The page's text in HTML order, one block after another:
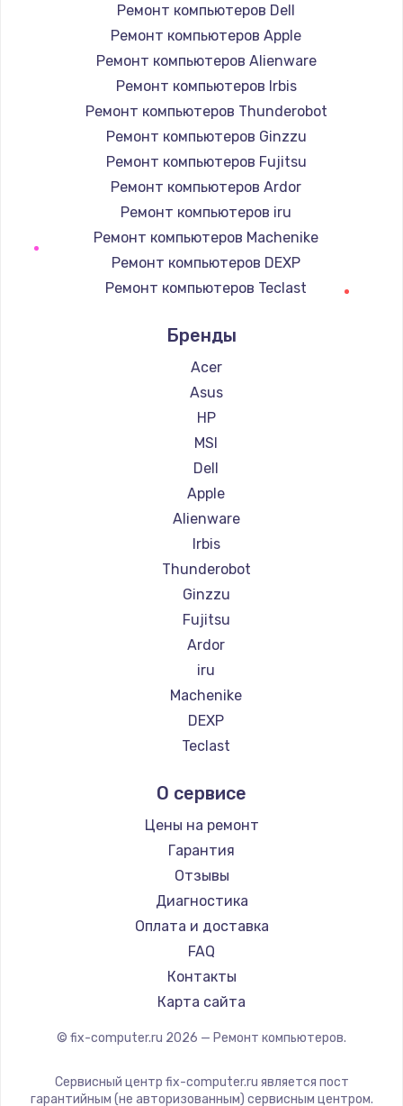
750 руб.
Заказать
Замена лотка SIM
790 руб.
Заказать
Замена северного моста
2300 руб.
Заказать
Восстановление данных
Заказать
Замена SSD
895 руб.
Заказать
Замена клавиатуры
1290 руб.
Заказать
Замена корпуса
890 руб.
Заказать
Замена тачпада
990 руб.
Заказать
Замена динамика
Заказать
Заказать
1130 руб.
Заказать
Замена USB порта
Ремонт компьютеров Dell
Ремонт компьютеров Apple
Ремонт компьютеров Alienware
Ремонт компьютеров Irbis
Ремонт компьютеров Thunderobot
Ремонт компьютеров Ginzzu
Ремонт компьютеров Fujitsu
Ремонт компьютеров Ardor
Ремонт компьютеров iru
Ремонт компьютеров Machenike
Ремонт компьютеров DEXP
Ремонт компьютеров Teclast
Ремонт компьютеров Beelink
Ремонт компьютеров CHUWI
Бренды
Acer
Asus
HP
MSI
Dell
Apple
Alienware
Irbis
Thunderobot
Ginzzu
Fujitsu
Ardor
iru
Machenike
DEXP
Teclast
Beelink
CHUWI
О сервисе
Цены на ремонт
Гарантия
Отзывы
Диагностика
Оплата и доставка
FAQ
Контакты
Карта сайта
© fix-computer.ru 2026 — Ремонт компьютеров.
Сервисный центр fix-computer.ru является пост
гарантийным (не авторизованным) сервисным центром.